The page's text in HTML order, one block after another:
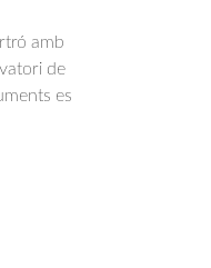
amb
de
es